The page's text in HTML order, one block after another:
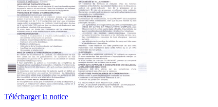
Télécharger la notice